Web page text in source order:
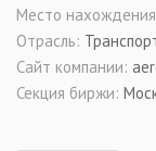
Место
Отрасль:
Сайт компании:
Секция биржи: